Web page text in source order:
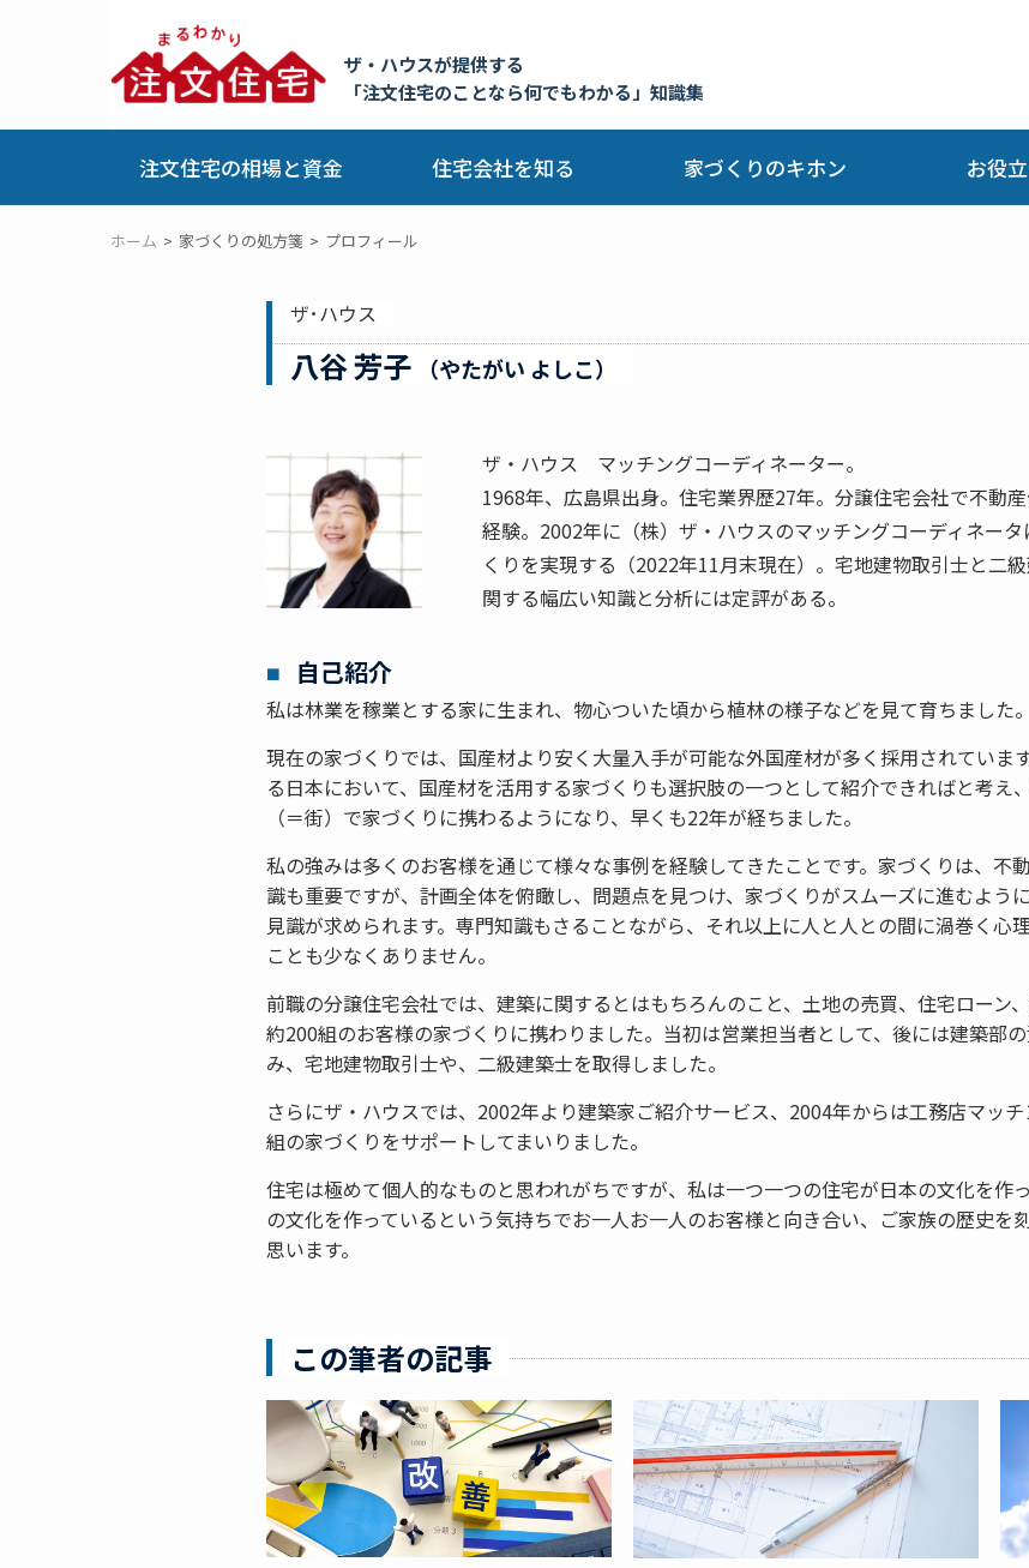
ザ・ハウスが提供する
「注文住宅のことなら何でもわかる」知識集
注文住宅の相場と資金 住宅会社を知る 家づくりのキホン お役
ホーム 家づくりの処方箋 プロフィール
ザ･ハウス
八谷 芳子 （やたがい よしこ）
ザ・ハウス マッチングコーディネーター。
1968年、広島県出身。住宅業界歴27年。分譲住宅会社で不動
経験。2002年に（株）ザ・ハウスのマッチングコーディネー
くりを実現する（2022年11月末現在）。宅地建物取引士と二
関する幅広い知識と分析には定評がある。
自己紹介
私は林業を稼業とする家に生まれ、物心ついた頃から植林の様子などを見て育ちました。
現在の家づくりでは、国産材より安く大量入手が可能な外国産材が多く採用されていま
る日本において、国産材を活用する家づくりも選択肢の一つとして紹介できればと考え
（＝街）で家づくりに携わるようになり、早くも22年が経ちました。
私の強みは多くのお客様を通じて様々な事例を経験してきたことです。家づくりは、不
識も重要ですが、計画全体を俯瞰し、問題点を見つけ、家づくりがスムーズに進むよう
見識が求められます。専門知識もさることながら、それ以上に人と人との間に渦巻く心
ことも少なくありません。
前職の分譲住宅会社では、建築に関するとはもちろんのこと、土地の売買、住宅ローン
約200組のお客様の家づくりに携わりました。当初は営業担当者として、後には建築部
み、宅地建物取引士や、二級建築士を取得しました。
さらにザ・ハウスでは、2002年より建築家ご紹介サービス、2004年からは工務店マッ
組の家づくりをサポートしてまいりました。
住宅は極めて個人的なものと思われがちですが、私は一つ一つの住宅が日本の文化を作
の文化を作っているという気持ちでお一人お一人のお客様と向き合い、ご家族の歴史を
思います。
この筆者の記事